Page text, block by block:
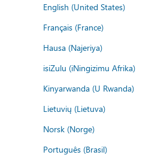
English (United States)
Français (France)
Hausa (Najeriya)
isiZulu (iNingizimu Afrika)
Kinyarwanda (U Rwanda)
Lietuvių (Lietuva)
Norsk (Norge)
Português (Brasil)